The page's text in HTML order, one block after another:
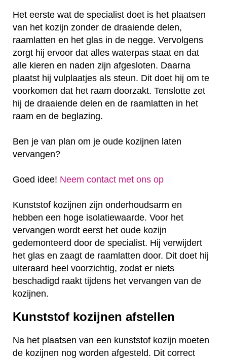
Het eerste wat de specialist doet is het plaatsen
van het kozijn zonder de draaiende delen,
raamlatten en het glas in de negge. Vervolgens
zorgt hij ervoor dat alles waterpas staat en dat
alle kieren en naden zijn afgesloten. Daarna
plaatst hij vulplaatjes als steun. Dit doet hij om te
voorkomen dat het raam doorzakt. Tenslotte zet
hij de draaiende delen en de raamlatten in het
raam en de beglazing.
Ben je van plan om je oude kozijnen laten
vervangen?
Goed idee! Neem contact met ons op
Kunststof kozijnen zijn onderhoudsarm en
hebben een hoge isolatiewaarde. Voor het
vervangen wordt eerst het oude kozijn
gedemonteerd door de specialist. Hij verwijdert
het glas en zaagt de raamlatten door. Dit doet hij
uiteraard heel voorzichtig, zodat er niets
beschadigd raakt tijdens het vervangen van de
kozijnen.
Kunststof kozijnen afstellen
Na het plaatsen van een kunststof kozijn moeten
de kozijnen nog worden afgesteld. Dit correct